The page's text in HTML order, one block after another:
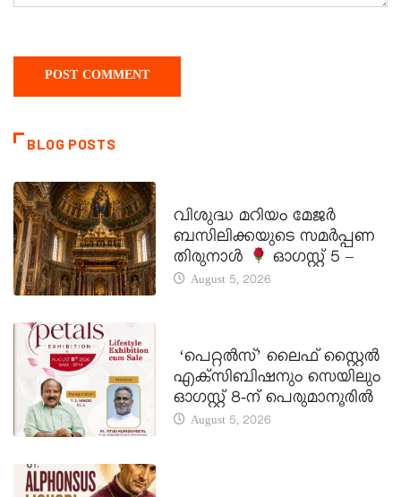
BLOG POSTS
വിശുദ്ധ മറിയം മേജർ
ബസിലിക്കയുടെ സമർപ്പണ
തിരുനാൾ
ഓഗസ്റ്റ് 5 –
August 5, 2026
‘പെറ്റൽസ്’ ലൈഫ് സ്റ്റൈൽ
എക്സിബിഷനും സെയിലും
ഓഗസ്റ്റ് 8-ന് പെരുമാനൂരിൽ
August 5, 2026